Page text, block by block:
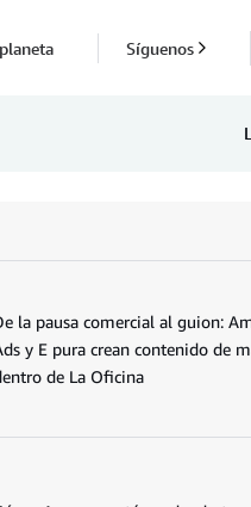
Síguenos
la pausa comercial al guion:
y E pura crean contenido de
de La Oficina